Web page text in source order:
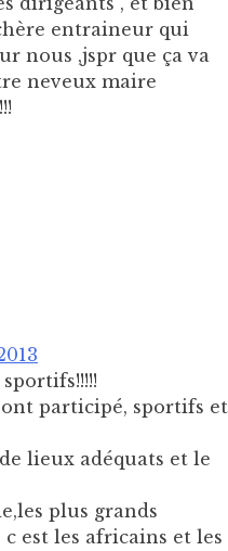
entraineur qui
nous ,jspr que ça va
neveux maire
participé, sportifs et
lieux adéquats et le
plus grands
est les africains et les